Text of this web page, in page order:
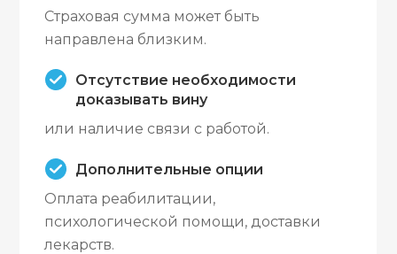
Страховая сумма может быть
направлена близким.
Отсутствие необходимости
доказывать вину
или наличие связи с работой.
Дополнительные опции
Оплата реабилитации,
психологической помощи, доставки
лекарств.